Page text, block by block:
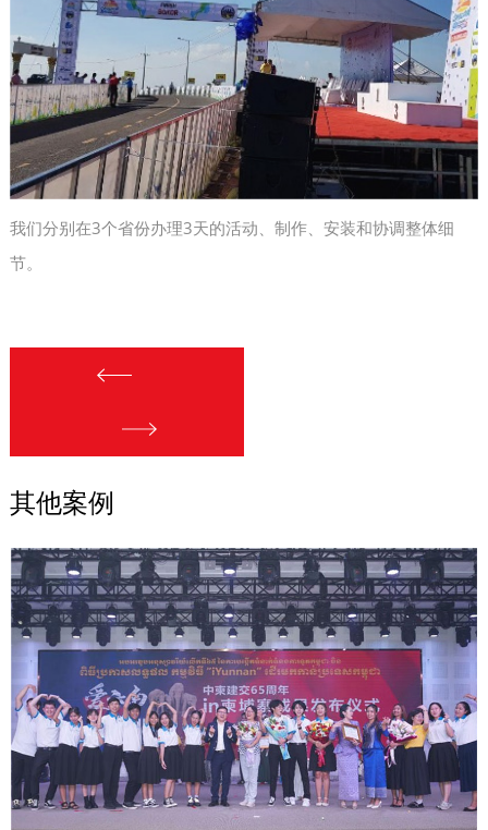
我们分别在3个省份办理3天的活动、制作、安装和协调整体细
节。
其他案例